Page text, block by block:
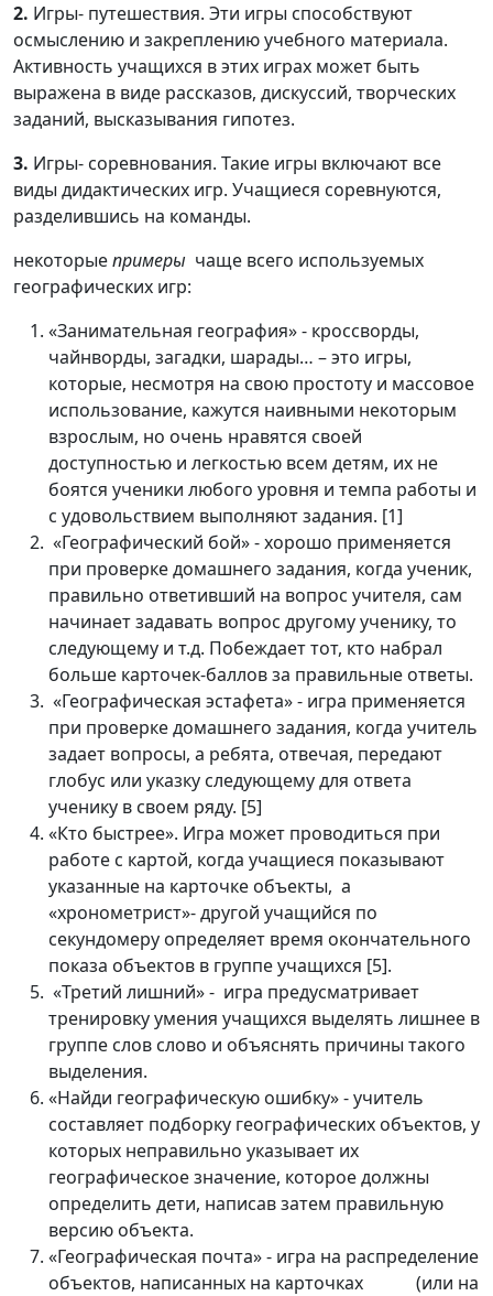
2. Игры- путешествия. Эти игры способствуют
осмыслению и закреплению учебного материала.
Активность учащихся в этих играх может быть
выражена в виде рассказов, дискуссий, творческих
заданий, высказывания гипотез.
3. Игры- соревнования. Такие игры включают все
виды дидактических игр. Учащиеся соревнуются,
разделившись на команды.
некоторыепримеры чаще всего используемых
географических игр:
«Занимательная география» - кроссворды,
чайнворды, загадки, шарады… – это игры,
которые, несмотря на свою простоту и массовое
использование, кажутся наивными некоторым
взрослым, но очень нравятся своей
доступностью и легкостью всем детям, их не
боятся ученики любого уровня и темпа работы и
с удовольствием выполняют задания. [1]
«Географический бой» - хорошо применяется
при проверке домашнего задания, когда ученик,
правильно ответивший на вопрос учителя, сам
начинает задавать вопрос другому ученику, то
следующему и т.д. Побеждает тот, кто набрал
больше карточек-баллов за правильные ответы.
«Географическая эстафета» - игра применяется
при проверке домашнего задания, когда учитель
задает вопросы, а ребята, отвечая, передают
глобус или указку следующему для ответа
ученику в своем ряду. [5]
«Кто быстрее». Игра может проводиться при
работе с картой, когда учащиеся показывают
указанные на карточке объекты, а
«хронометрист»- другой учащийся по
секундомеру определяет время окончательного
показа объектов в группе учащихся [5].
«Третий лишний» - игра предусматривает
тренировку умения учащихся выделять лишнее в
группе слов слово и объяснять причины такого
выделения.
«Найди географическую ошибку» - учитель
составляет подборку географических объектов, у
которых неправильно указывает их
географическое значение, которое должны
определить дети, написав затем правильную
версию объекта.
«Географическая почта» - игра на распределение
объектов, написанных на карточках (или на